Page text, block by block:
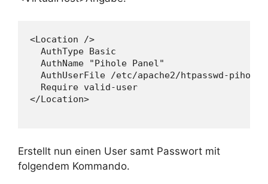
<Location />
  AuthType Basic
  AuthName "Pihole Panel"
AuthUserFile /etc/apache2/htpasswd-pihole
  Require valid-user
</Location>
Erstellt nun einen User samt Passwort mit
folgendem Kommando.